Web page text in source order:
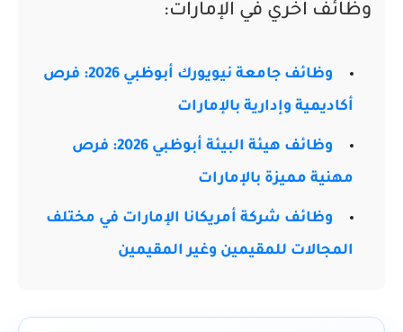
وظائف اخري في الإمارات:
وظائف جامعة نيويورك أبوظبي 2026: فرص
أكاديمية وإدارية بالإمارات
وظائف هيئة البيئة أبوظبي 2026: فرص
مهنية مميزة بالإمارات
وظائف شركة أمريكانا الإمارات في مختلف
المجالات للمقيمين وغير المقيمين